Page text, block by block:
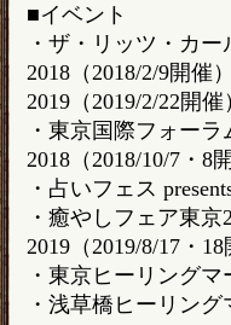
■イベント
・ザ・リッツ・カ
2018（2018/2/9開催
2019（2019/2/22開
・東京国際フォー
2018（2018/10/7・8
・占いフェス
・癒やしフェア東京
2019（2019/8/17・
・東京ヒーリング
・浅草橋ヒーリン